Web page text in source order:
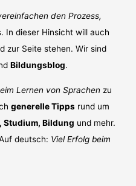
den Prozess,
In dieser Hinsicht will auch
zur Seite stehen. Wir sind
Bildungsblog.
Lernen von Sprachen zu
generelle Tipps rund um
Studium, Bildung und mehr.
deutsch: Viel Erfolg beim